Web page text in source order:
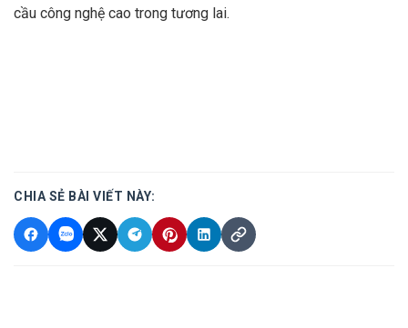
cầu công nghệ cao trong tương lai.
CHIA SẺ BÀI VIẾT NÀY: